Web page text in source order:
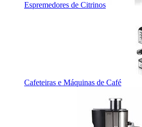
Espremedores de Citrinos
Cafeteiras e Máquinas de Café